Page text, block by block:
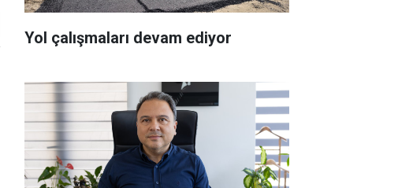
Yol çalışmaları devam ediyor